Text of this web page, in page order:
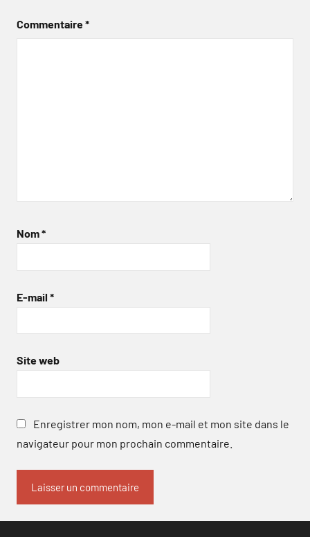
Commentaire*
Nom*
E-mail *
Site web
Enregistrer mon nom, mon e-mail et mon site dans le
navigateur pour mon prochain commentaire.